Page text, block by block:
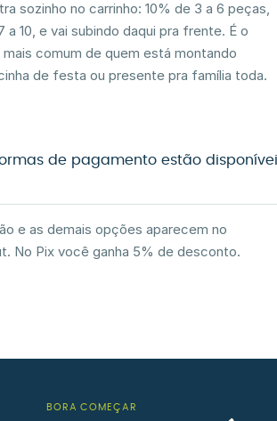
sozinho no carrinho: 10% de 3 a 6 peças,
a 10, e vai subindo daqui pra frente. É o
mais comum de quem está montando
de festa ou presente pra família toda.
de pagamento estão
e as demais opções aparecem no
No Pix você ganha 5% de desconto.
BORA COMEÇAR